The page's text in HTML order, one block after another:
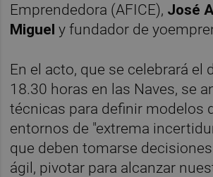
Emprendedora (AFICE), José
Miguel y fundador de
En el acto, que se celebrará el
18.30 horas en las Naves, se
técnicas para definir modelos
entornos de "extrema
que deben tomarse
ágil, pivotar para alcanzar